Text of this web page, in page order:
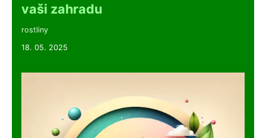
vaši zahradu
rostliny
18. 05. 2025